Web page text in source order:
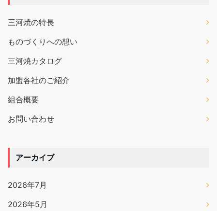
三河焼の特長
ものづくりへの想い
三河焼カタログ
加盟各社のご紹介
組合概要
お問い合わせ
アーカイブ
2026年7月
2026年5月